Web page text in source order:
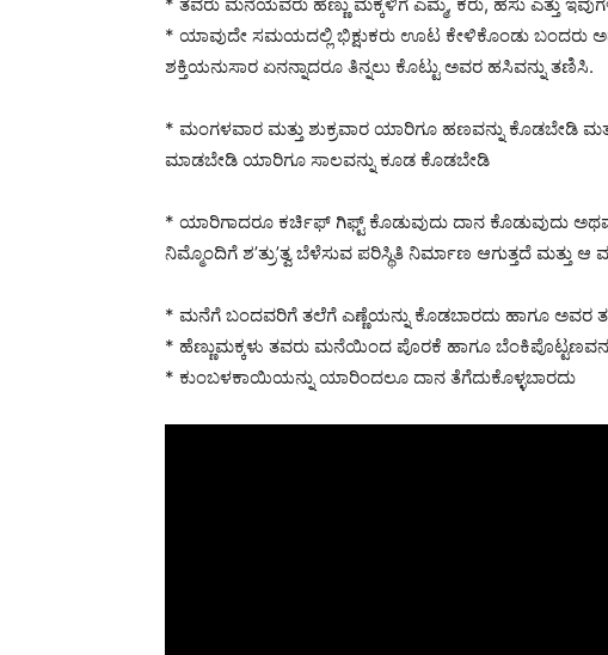
* ಯಾವುದೇ ಸಮಯದಲ್ಲಿ ಭಿಕ್ಷುಕರು ಊಟ ಕೇಳಿಕೊಂಡು ಬಂದರು
ಶಕ್ತಿಯನುಸಾರ ಏನನ್ನಾದರೂ ತಿನ್ನಲು ಕೊಟ್ಟು ಅವರ ಹಸಿವನ್ನು ತಣಿಸಿ.
* ಮಂಗಳವಾರ ಮತ್ತು ಶುಕ್ರವಾರ ಯಾರಿಗೂ ಹಣವನ್ನು ಕೊಡಬೇಡಿ
ಮಾಡಬೇಡಿ ಯಾರಿಗೂ ಸಾಲವನ್ನು ಕೂಡ ಕೊಡಬೇಡಿ
* ಯಾರಿಗಾದರೂ ಕರ್ಚಿಫ್ ಗಿಫ್ಟ್ ಕೊಡುವುದು ದಾನ ಕೊಡುವುದು
ನಿಮ್ಮೊಂದಿಗೆ ಶ’ತ್ರು’ತ್ವ ಬೆಳೆಸುವ ಪರಿಸ್ಥಿತಿ ನಿರ್ಮಾಣ ಆಗುತ್ತದೆ ಮತ್ತು ಆ
* ಮನೆಗೆ ಬಂದವರಿಗೆ ತಲೆಗೆ ಎಣ್ಣೆಯನ್ನು ಕೊಡಬಾರದು ಹಾಗೂ ಅವರ
* ಹೆಣ್ಣುಮಕ್ಕಳು ತವರು ಮನೆಯಿಂದ ಪೊರಕೆ ಹಾಗೂ
* ಕುಂಬಳಕಾಯಿಯನ್ನು ಯಾರಿಂದಲೂ ದಾನ ತೆಗೆದುಕೊಳ್ಳಬಾರದು